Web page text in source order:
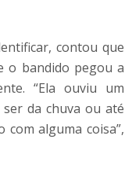
contou que
o bandido pegou a
“Ela ouviu um
da chuva ou até
alguma coisa”,